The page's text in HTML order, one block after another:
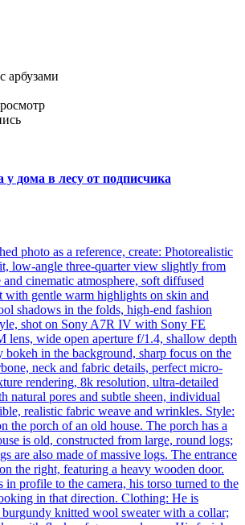
арбузами
дома в лесу от подписчика
photo as a reference, create: Photorealistic
low-angle three-quarter view slightly from
cinematic atmosphere, soft diffused
with gentle warm highlights on skin and
shadows in the folds, high-end fashion
shot on Sony A7R IV with Sony FE
lens, wide open aperture f/1.4, shallow depth
bokeh in the background, sharp focus on the
neck and fabric details, perfect micro-
rendering, 8k resolution, ultra-detailed
natural pores and subtle sheen, individual
realistic fabric weave and wrinkles. Style:
the porch of an old house. The porch has a
is old, constructed from large, round logs;
are also made of massive logs. The entrance
the right, featuring a heavy wooden door.
in profile to the camera, his torso turned to the
in that direction. Clothing: He is
knitted wool sweater with a collar;